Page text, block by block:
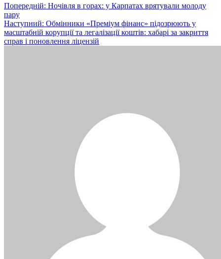
Навігація
записів
Попередній: Ночівля в горах: у Карпатах врятували молоду
пару
Наступний: Обмінники «Преміум фінанс» підозрюють у
масштабній корупції та легалізації коштів: хабарі за закриття
справ і поновлення ліцензій